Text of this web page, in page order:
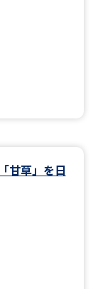
甘草」を日